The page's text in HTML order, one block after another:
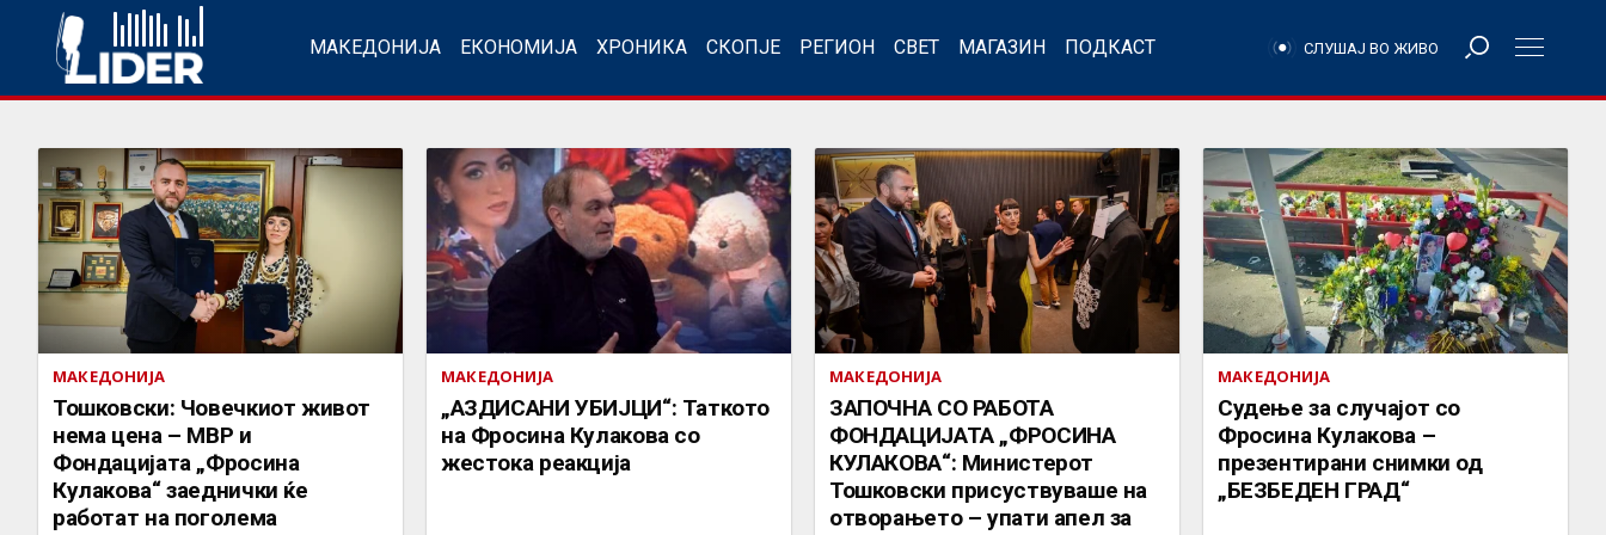
МАКЕДОНИЈА ЕКОНОМИЈА ХРОНИКА СКОПЈЕ РЕГИОН СВЕТ МАГАЗИН ПОДКАСТ СЛУШАЈ ВО ЖИВО
МАКЕДОНИЈА
Тошковски: Човечкиот живот
нема цена – МВР и
Фондацијата „Фросина
Кулакова“ заеднички ќе
работат на поголема
МАКЕДОНИЈА
„АЗДИСАНИ УБИЈЦИ“: Таткото
на Фросина Кулакова со
жестока реакција
МАКЕДОНИЈА
ЗАПОЧНА СО РАБОТА
ФОНДАЦИЈАТА „ФРОСИНА
КУЛАКОВА“: Министерот
Тошковски присуствуваше на
отворањето – упати апел за
МАКЕДОНИЈА
Судење за случајот со
Фросина Кулакова –
презентирани снимки од
„БЕЗБЕДЕН ГРАД“